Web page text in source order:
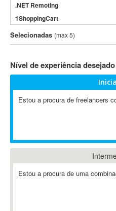
.NET Remoting
1ShoppingCart
3DS Max
3GSM
802.11
A-GPS
ABAP
Abaqus
ABBYY FineReader
Selecionadas (max 5)
Nível de experiência desejado
Estou a procura de freelancers
Estou a procura de uma